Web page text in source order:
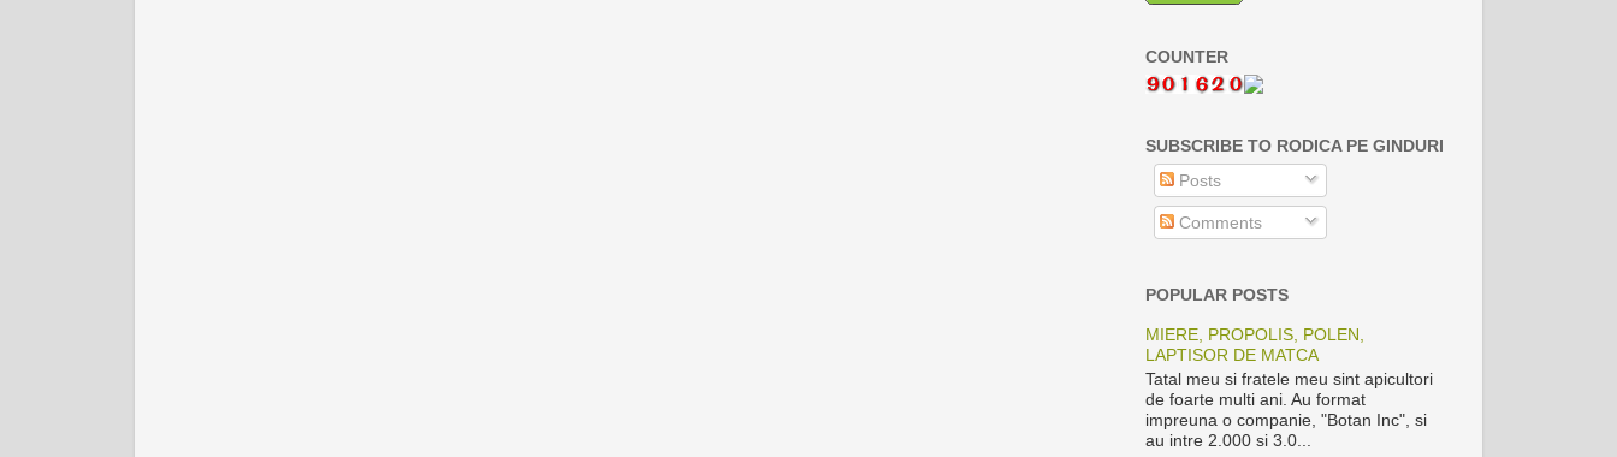
COUNTER
SUBSCRIBE TO RODICA PE GINDURI
Posts
Comments
POPULAR POSTS
MIERE, PROPOLIS, POLEN,
LAPTISOR DE MATCA
Tatal meu si fratele meu sint apicultori
de foarte multi ani. Au format
impreuna o companie, "Botan Inc", si
au intre 2.000 si 3.0...